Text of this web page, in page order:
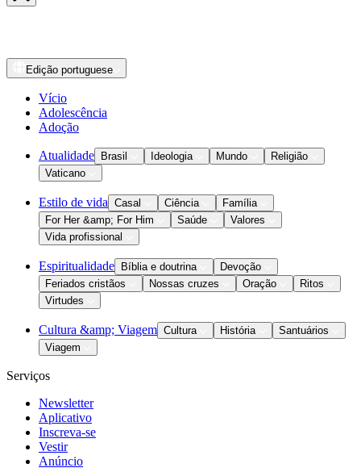
Edição portuguese
Vício
Adolescência
Adoção
Atualidade Brasil Ideologia Mundo
Religião
Vaticano
Estilo de vida Casal Ciência
Família
For Her &amp; For Him
Saúde
Valores
Vida profissional
Espiritualidade Bíblia e doutrina
Devoção
Feriados cristãos
Nossas cruzes Oração
Ritos
Virtudes
Cultura &amp; Viagem Cultura História
Santuários
Viagem
Serviços
Newsletter
Aplicativo
Inscreva-se
Vestir
Anúncio